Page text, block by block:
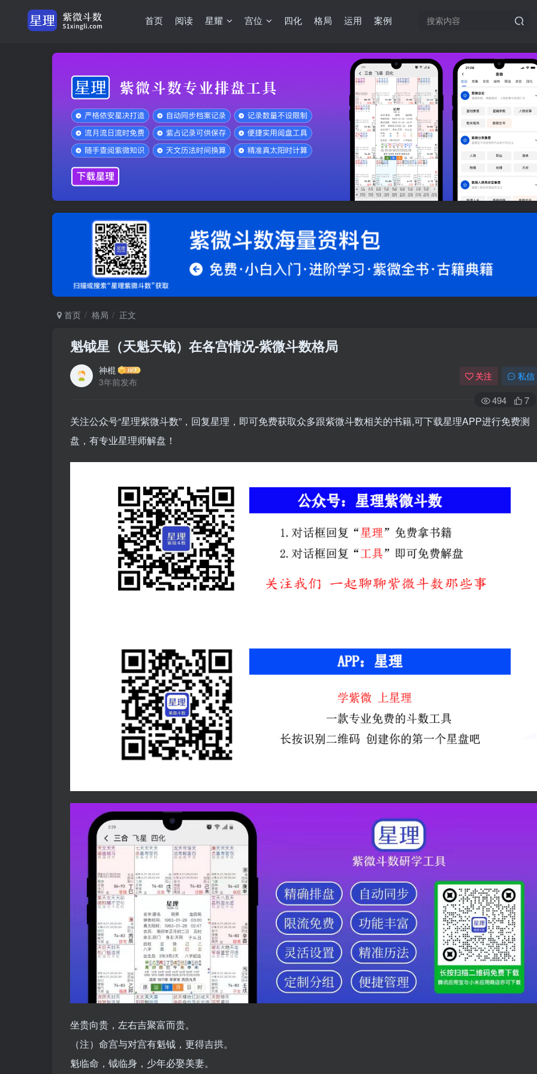
首页 阅读 星耀 宫位 四化 格局 运用 案例
首页 格局 正文
魁钺星（天魁天钺）在各宫情况-紫微斗数格局
神棍
3年前发布
关注 私信
494 7
关注公众号“星理紫微斗数”，回复星理，即可免费获取众多跟紫微斗数相关的书籍,可下载星理APP进行免费测
盘，有专业星理师解盘！
坐贵向贵，左右吉聚富而贵。
（注）命宫与对宫有魁钺，更得吉拱。
魁临命，钺临身，少年必娶美妻。